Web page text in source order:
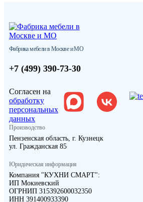
Фабрика мебели в Москве и МО
+7 (499) 390-73-30
Согласен на
обработку
персональных
данных
Производство
Пензенская область, г. Кузнецк
ул. Гражданская 85
Юридическая информация
Компания "КУХНИ СМАРТ":
ИП Мокиевский
ОГРНИП 315392600032350
ИНН 391400933390